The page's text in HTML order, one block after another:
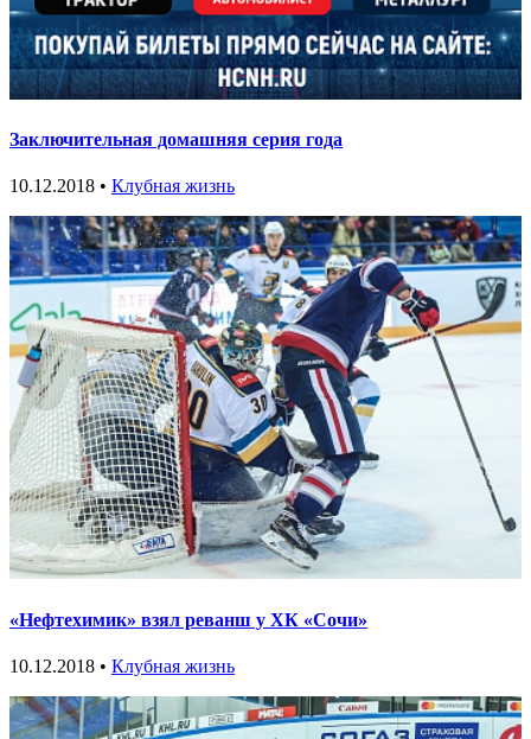
Заключительная домашняя серия года
10.12.2018 • Клубная жизнь
«Нефтехимик» взял реванш у ХК «Сочи»
10.12.2018 • Клубная жизнь